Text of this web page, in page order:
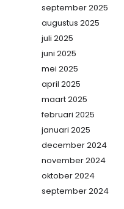
september 2025
augustus 2025
juli 2025
juni 2025
mei 2025
april 2025
maart 2025
februari 2025
januari 2025
december 2024
november 2024
oktober 2024
september 2024